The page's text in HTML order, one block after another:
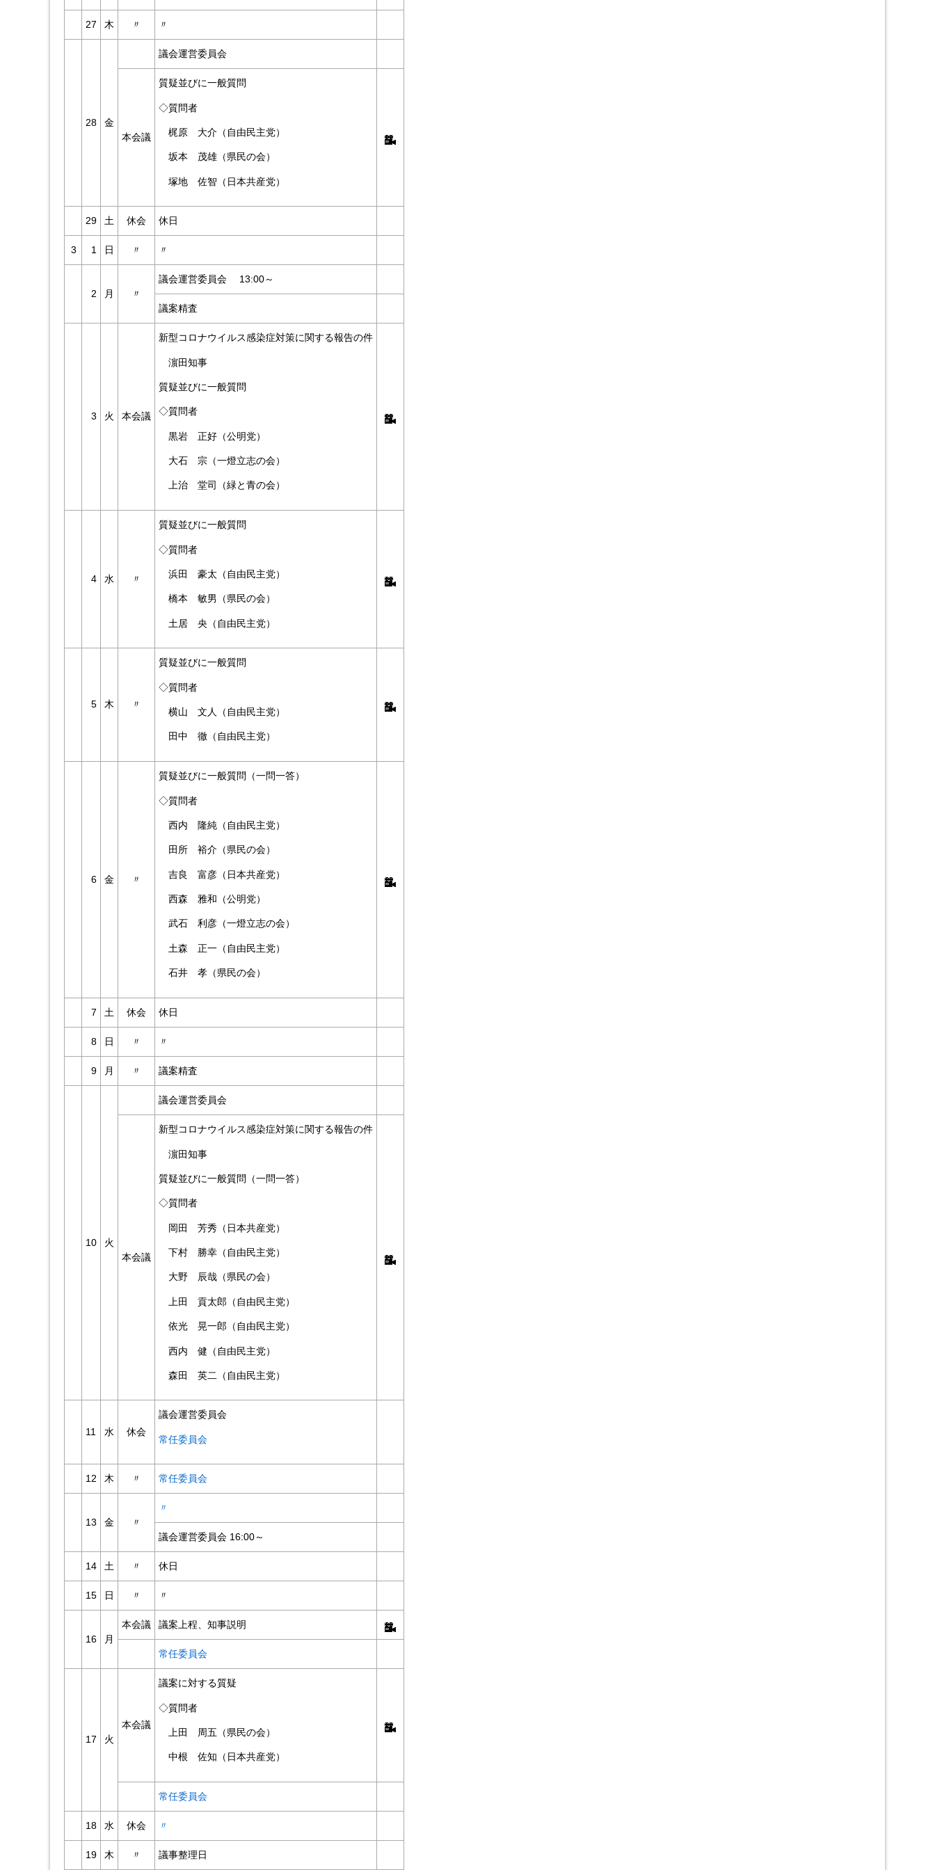
27 木 〃 〃
28 金
議会運営委員会
本会議
質疑並びに一般質問
◇質問者
梶原 大介（自由民主党）
坂本 茂雄（県民の会）
塚地 佐智（日本共産党）
29 土 休会 休日
3 1 日 〃 〃
2 月 〃
議会運営委員会 13:00～
議案精査
3 火 本会議
新型コロナウイルス感染症対策に関する報告の件
濵田知事
質疑並びに一般質問
◇質問者
黒岩 正好（公明党）
大石 宗（一燈立志の会）
上治 堂司（緑と青の会）
4 水 〃
質疑並びに一般質問
◇質問者
浜田 豪太（自由民主党）
橋本 敏男（県民の会）
土居 央（自由民主党）
5 木 〃
質疑並びに一般質問
◇質問者
横山 文人（自由民主党）
田中 徹（自由民主党）
6 金 〃
質疑並びに一般質問（一問一答）
◇質問者
西内 隆純（自由民主党）
田所 裕介（県民の会）
吉良 富彦（日本共産党）
西森 雅和（公明党）
武石 利彦（一燈立志の会）
土森 正一（自由民主党）
石井 孝（県民の会）
7 土 休会 休日
8 日 〃 〃
9 月 〃 議案精査
10 火
議会運営委員会
本会議
新型コロナウイルス感染症対策に関する報告の件
濵田知事
質疑並びに一般質問（一問一答）
◇質問者
岡田 芳秀（日本共産党）
下村 勝幸（自由民主党）
大野 辰哉（県民の会）
上田 貢太郎（自由民主党）
依光 晃一郎（自由民主党）
西内 健（自由民主党）
森田 英二（自由民主党）
11 水 休会
議会運営委員会
常任委員会
12 木 〃 常任委員会
13 金 〃
〃
議会運営委員会 16:00～
14 土 〃 休日
15 日 〃 〃
16 月
本会議 議案上程、知事説明
常任委員会
17 火
本会議
議案に対する質疑
◇質問者
上田 周五（県民の会）
中根 佐知（日本共産党）
常任委員会
18 水 休会 〃
19 木 〃 議事整理日